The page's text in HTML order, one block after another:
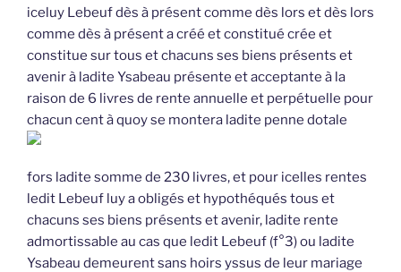
iceluy Lebeuf dès à présent comme dès lors et dès lors
comme dès à présent a créé et constitué crée et
constitue sur tous et chacuns ses biens présents et
avenir à ladite Ysabeau présente et acceptante à la
raison de 6 livres de rente annuelle et perpétuelle pour
chacun cent à quoy se montera ladite penne dotale
fors ladite somme de 230 livres, et pour icelles rentes
ledit Lebeuf luy a obligés et hypothéqués tous et
chacuns ses biens présents et avenir, ladite rente
admortissable au cas que ledit Lebeuf (f°3) ou ladite
Ysabeau demeurent sans hoirs yssus de leur mariage